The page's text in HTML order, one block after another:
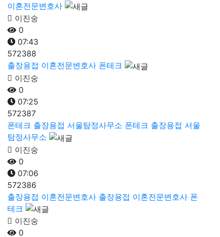
이혼전문변호사
이진숭
0
07:43
572388
출장용접 이혼전문변호사 폰테크
이진숭
0
07:25
572387
폰테크 출장용접 서울탐정사무소 폰테크 출장용접 서울
탐정사무소
이진숭
0
07:06
572386
출장용접 이혼전문변호사 출장용접 이혼전문변호사 폰
테크
이진숭
0